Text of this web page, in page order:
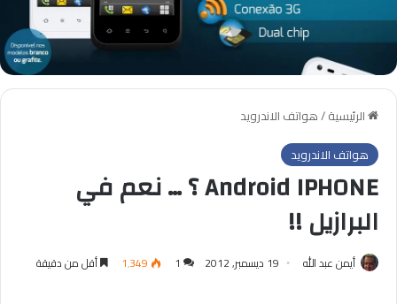
الرئيسية/هواتف الاندرويد
هواتف الاندرويد
Android IPHONE ؟ … نعم في
البرازيل !!
أيمن عبد الله 19 ديسمبر, 2012 1 1٬349 أقل من دقيقة